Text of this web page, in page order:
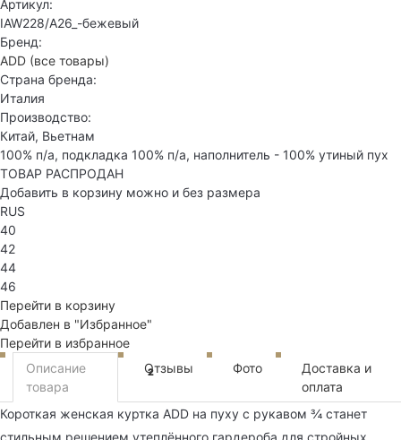
Артикул:
IAW228/A26_-бежевый
Бренд:
ADD (все товары)
Страна бренда:
Италия
Производство:
Китай, Вьетнам
100% п/а, подкладка 100% п/а, наполнитель - 100% утиный пух
ТОВАР РАСПРОДАН
Добавить в корзину можно и без размера
RUS
40
42
44
46
Перейти в корзину
Добавлен в "Избранное"
Перейти в избранное
Описание
товара
Отзывы
2 Фото
Доставка и
оплата
Короткая женская куртка ADD на пуху с рукавом ¾ станет